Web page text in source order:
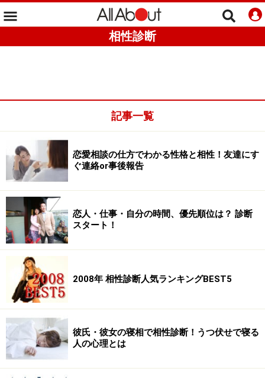
相性診断
記事一覧
恋愛相談の仕方でわかる性格と相性！友達にす
ぐ連絡or事後報告
恋人・仕事・自分の時間、優先順位は？ 診断
スタート！
2008年 相性診断人気ランキングBEST5
彼氏・彼女の寝相で相性診断！うつ伏せで寝る
人の心理とは